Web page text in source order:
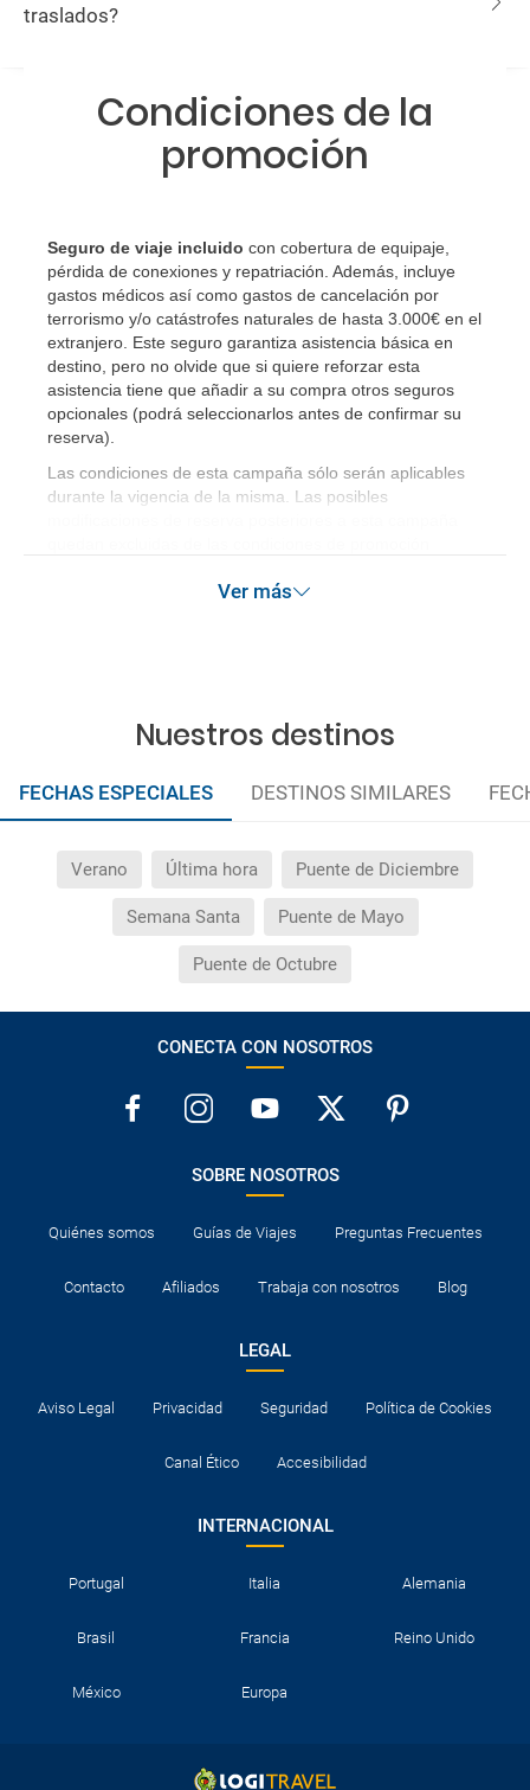
traslados?
Condiciones de la
promoción
Seguro de viaje incluido con cobertura de equipaje,
pérdida de conexiones y repatriación. Además, incluye
gastos médicos así como gastos de cancelación por
terrorismo y/o catástrofes naturales de hasta 3.000€ en el
extranjero. Este seguro garantiza asistencia básica en
destino, pero no olvide que si quiere reforzar esta
asistencia tiene que añadir a su compra otros seguros
opcionales (podrá seleccionarlos antes de confirmar su
reserva)
Las condiciones de esta campaña sólo serán aplicables
durante la vigencia de la misma. Las posibles
Ver más
Nuestros destinos
FECHAS ESPECIALES DESTINOS SIMILARES
Verano Última hora Puente de Diciembre
Semana Santa Puente de Mayo
Puente de Octubre
CONECTA CON NOSOTROS
SOBRE NOSOTROS
Quiénes somos Guías de Viajes Preguntas Frecuentes
Contacto Afiliados Trabaja con nosotros Blog
LEGAL
Aviso Legal Privacidad Seguridad Política de Cookies
Canal Ético Accesibilidad
INTERNACIONAL
Portugal Italia Alemania
Brasil Francia Reino Unido
México Europa